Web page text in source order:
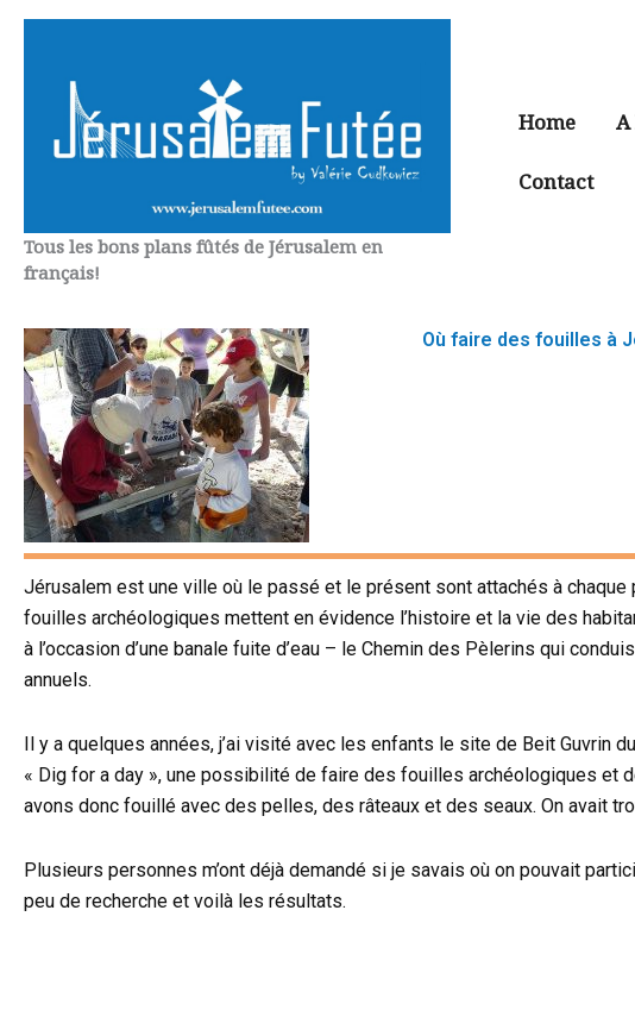
Aller
contenu
Tous les bons plans fûtés de Jérusalem en
français!
Home A
Contact
Où faire des fouilles à
Jérusalem est une ville où le passé et le présent sont attachés à
fouilles archéologiques mettent en évidence l’histoire et la vie des
à l’occasion d’une banale fuite d’eau – le Chemin des Pèlerins qui
annuels.
Il y a quelques années, j’ai visité avec les enfants le site de Beit
« Dig for a day », une possibilité de faire des fouilles archéologiques et
avons donc fouillé avec des pelles, des râteaux et des seaux. On avait
Plusieurs personnes m’ont déjà demandé si je savais où on pouvait
peu de recherche et voilà les résultats.